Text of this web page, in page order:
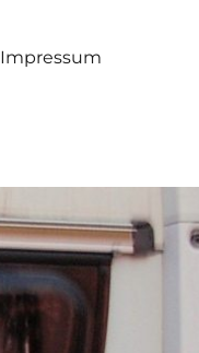
Impressum